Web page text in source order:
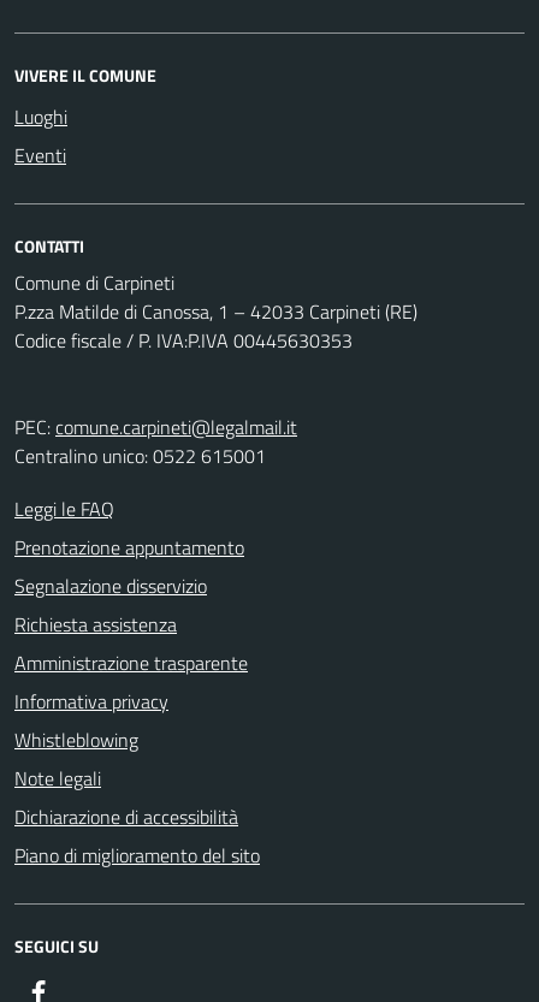
VIVERE IL COMUNE
Luoghi
Eventi
CONTATTI
Comune di Carpineti
P.zza Matilde di Canossa, 1 – 42033 Carpineti (RE)
Codice fiscale / P. IVA:P.IVA 00445630353
PEC:comune.carpineti@legalmail.it
Centralino unico: 0522 615001
Leggi le FAQ
Prenotazione appuntamento
Segnalazione disservizio
Richiesta assistenza
Amministrazione trasparente
Informativa privacy
Whistleblowing
Note legali
Dichiarazione di accessibilità
Piano di miglioramento del sito
SEGUICI SU